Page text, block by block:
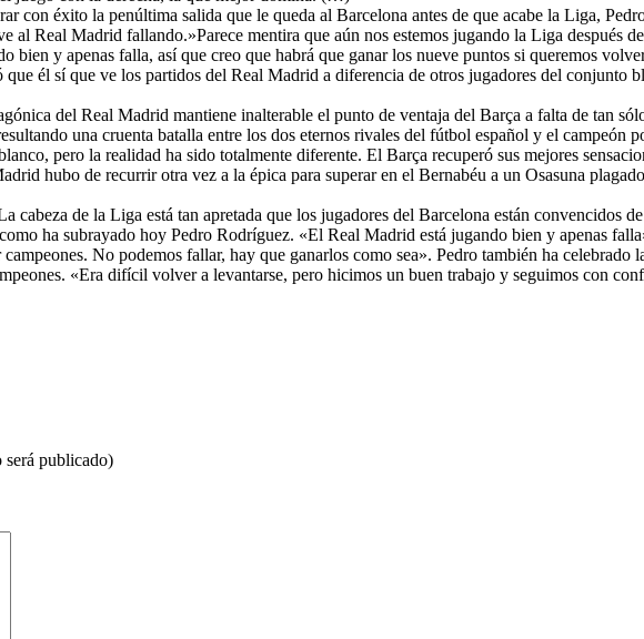
con éxito la penúltima salida que le queda al Barcelona antes de que acabe la Liga,
Real Madrid fallando.»Parece mentira que aún nos estemos jugando la Liga después
bien y apenas falla, así que creo que habrá que ganar los nueve puntos si queremos
él sí que ve los partidos del Real Madrid a diferencia de otros jugadores del conjunto
del Real Madrid mantiene inalterable el punto de ventaja del Barça a falta de tan
una cruenta batalla entre los dos eternos rivales del fútbol español y el campeón
pero la realidad ha sido totalmente diferente. El Barça recuperó sus mejores
hubo de recurrir otra vez a la épica para superar en el Bernabéu a un Osasuna
cabeza de la Liga está tan apretada que los jugadores del Barcelona están convencidos
ha subrayado hoy Pedro Rodríguez. «El Real Madrid está jugando bien y apenas
No podemos fallar, hay que ganarlos como sea». Pedro también ha
«Era difícil volver a levantarse, pero hicimos un buen trabajo y seguimos con
publicado)